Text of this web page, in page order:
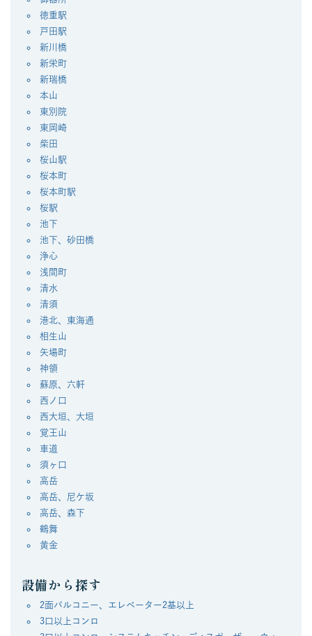
徳重駅
戸田駅
新川橋
新栄町
新瑞橋
本山
東別院
東岡崎
柴田
桜山駅
桜本町
桜本町駅
桜駅
池下
池下、砂田橋
浄心
浅間町
清水
清須
港北、東海通
相生山
矢場町
神領
蘇原、六軒
西ノ口
西大垣、大垣
覚王山
車道
須ヶ口
高岳
高岳、尼ケ坂
高岳、森下
鶴舞
黄金
設備から探す
2面バルコニー、エレベーター2基以上
3口以上コンロ